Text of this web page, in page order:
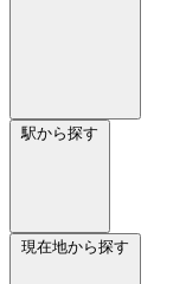
駅から探す
現在地から探す